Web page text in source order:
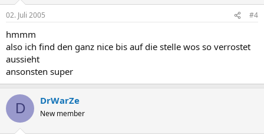
02. Juli 2005 #4
hmmm
also ich find den ganz nice bis auf die stelle wos so verrostet
aussieht
ansonsten super
D DrWarZe
New member